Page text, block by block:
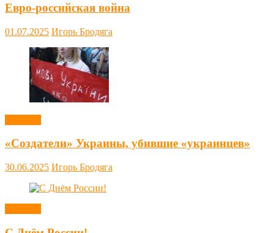
Евро-российская война
01.07.2025 Игорь Бродяга
«Создатели» Украины, убившие «украинцев»
30.06.2025 Игорь Бродяга